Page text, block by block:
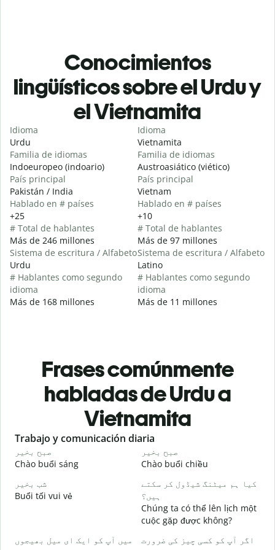
Conocimientos
lingüísticos sobre el Urdu y
el Vietnamita
Idioma
Urdu
Familia de idiomas
Indoeuropeo (indoario)
País principal
Pakistán / India
Hablado en # países
+25
# Total de hablantes
Más de 246 millones
Sistema de escritura / Alfabeto
Urdu
# Hablantes como segundo
idioma
Más de 168 millones
Idioma
Vietnamita
Familia de idiomas
Austroasiático (viético)
País principal
Vietnam
Hablado en # países
+10
# Total de hablantes
Más de 97 millones
Sistema de escritura / Alfabeto
Latino
# Hablantes como segundo
idioma
Más de 11 millones
Frases comúnmente
habladas de Urdu a
Vietnamita
Slide 1 of 6
Trabajo y comunicación diaria
صبح بخیر
Chào buổi sáng
صبح بخیر
Chào buổi chiều
شب بخیر
Buổi tối vui vẻ
کیا ہم میٹنگ شیڈول کر سکتے
ہیں؟
Chúng ta có thể lên lịch một
cuộc gặp được không?
میں آپ کو ایک ای میل بھیجوں
اگر آپ کو کسی چیز کی ضرورت